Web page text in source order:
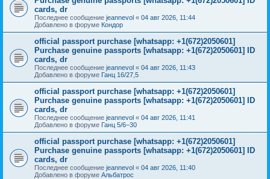
cards, dr
Последнее сообщение jeannevol « 04 авг 2026, 11:44
Добавлено в форуме Кондор
official passport purchase [whatsapp: +1(672)2050601]
Purchase genuine passports [whatsapp: +1(672)2050601] ID
cards, dr
Последнее сообщение jeannevol « 04 авг 2026, 11:43
Добавлено в форуме Ганц 16/27,5
official passport purchase [whatsapp: +1(672)2050601]
Purchase genuine passports [whatsapp: +1(672)2050601] ID
cards, dr
Последнее сообщение jeannevol « 04 авг 2026, 11:41
Добавлено в форуме Ганц 5/6–30
official passport purchase [whatsapp: +1(672)2050601]
Purchase genuine passports [whatsapp: +1(672)2050601] ID
cards, dr
Последнее сообщение jeannevol « 04 авг 2026, 11:40
Добавлено в форуме Альбатрос